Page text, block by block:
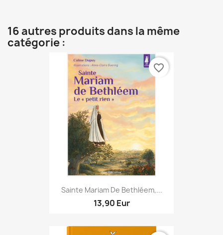
16 autres produits dans la même
catégorie :
Sainte Mariam De Bethléem,...
13,90 Eur
favorite_border